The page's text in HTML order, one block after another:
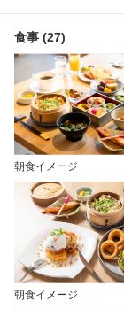
食事 (27)
朝食イメージ
朝食イメージ